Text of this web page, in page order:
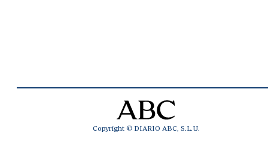
Copyright © DIARIO ABC, S.L.U.